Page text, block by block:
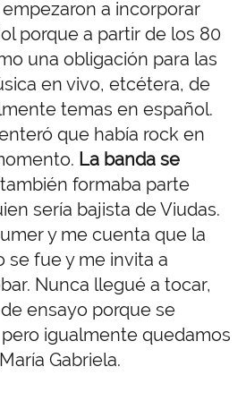
a incorporar
porque a partir de los 80
una obligación para las
en vivo, etcétera, de
temas en español.
que había rock en
La banda se
formaba parte
sería bajista de Viudas.
y me cuenta que la
se fue y me invita a
Nunca llegué a tocar,
ensayo porque se
igualmente quedamos
Gabriela.